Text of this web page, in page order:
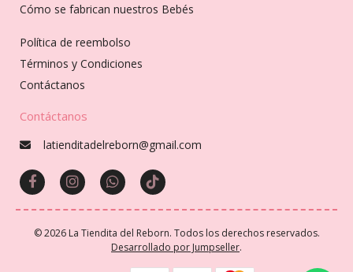
Cómo se fabrican nuestros Bebés
Política de reembolso
Términos y Condiciones
Contáctanos
Contáctanos
latienditadelreborn@gmail.com
© 2026 La Tiendita del Reborn. Todos los derechos reservados.
Desarrollado por Jumpseller.